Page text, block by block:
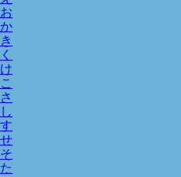
お
か
き
く
け
こ
さ
し
す
せ
そ
た